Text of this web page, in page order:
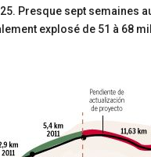
Presque sept semaines
explosé de 51 à 68